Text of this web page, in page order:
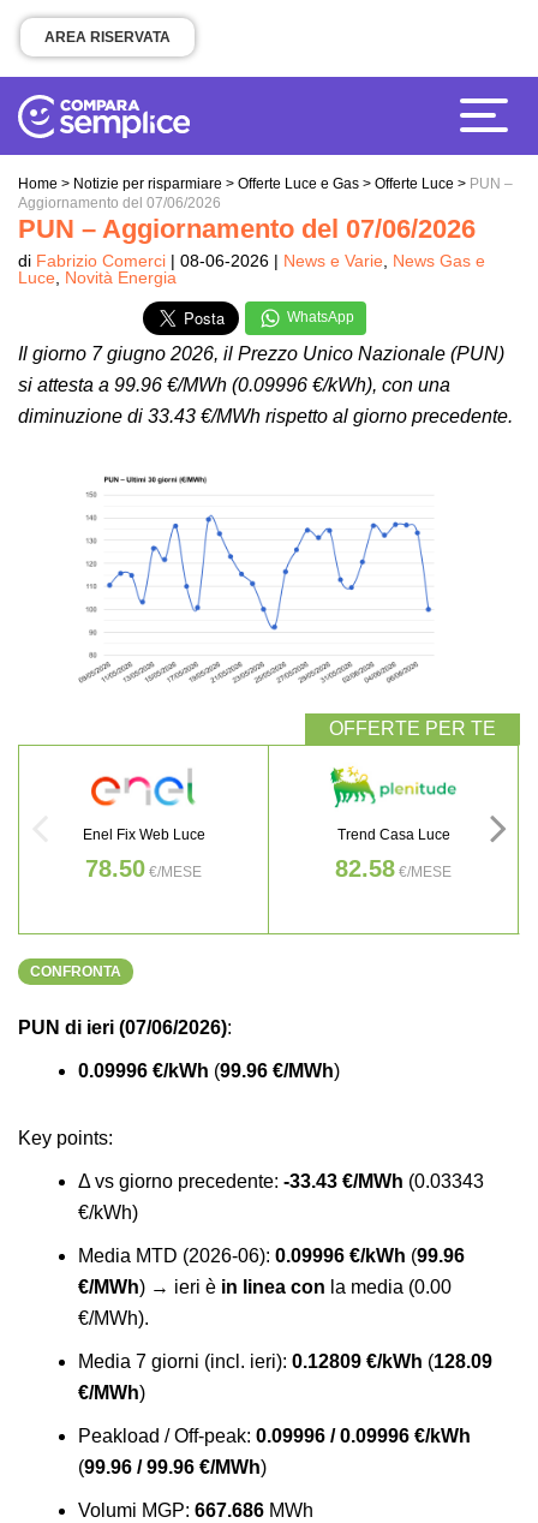
AREA RISERVATA
Home > Notizie per risparmiare > Offerte Luce e Gas > Offerte Luce > PUN –
Aggiornamento del 07/06/2026
PUN – Aggiornamento del 07/06/2026
di Fabrizio Comerci | 08-06-2026 | News e Varie News Gas e
Luce Novità Energia
WhatsApp
Il giorno 7 giugno 2026, il Prezzo Unico Nazionale (PUN)
si attesta a 99.96 €/MWh (0.09996 €/kWh), con una
diminuzione di 33.43 €/MWh rispetto al giorno precedente.
Enel Fix Web Luce
78.50 €/MESE
Trend Casa Luce
82.58 €/MESE
CONFRONTA
PUN di ieri (07/06/2026):
0.09996 €/kWh (99.96 €/MWh)
Key points:
Δ vs giorno precedente: -33.43 €/MWh (0.03343
€/kWh)
Media MTD (2026-06): 0.09996 €/kWh (99.96
€/MWh) → ieri è in linea con la media (0.00
€/MWh).
Media 7 giorni (incl. ieri): 0.12809 €/kWh (128.09
€/MWh)
Peakload / Off-peak: 0.09996 / 0.09996 €/kWh
(99.96 / 99.96 €/MWh)
Volumi MGP: 667.686 MWh